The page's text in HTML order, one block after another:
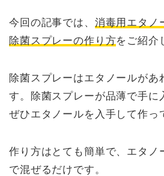
今回の記事では、 消毒用エタノ
除菌スプレーの作り方をご紹介
除菌スプレーはエタノールがあ
す。除菌スプレーが品薄で手に
ぜひエタノールを入手して作っ
作り方はとても簡単で、エタノ
で混ぜるだけです。